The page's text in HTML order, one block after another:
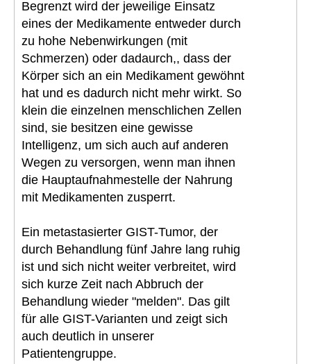
Begrenzt wird der jeweilige Einsatz
eines der Medikamente entweder durch
zu hohe Nebenwirkungen (mit
Schmerzen) oder dadaurch,, dass der
Körper sich an ein Medikament gewöhnt
hat und es dadurch nicht mehr wirkt. So
klein die einzelnen menschlichen Zellen
sind, sie besitzen eine gewisse
Intelligenz, um sich auch auf anderen
Wegen zu versorgen, wenn man ihnen
die Hauptaufnahmestelle der Nahrung
mit Medikamenten zusperrt.
Ein metastasierter GIST-Tumor, der
durch Behandlung fünf Jahre lang ruhig
ist und sich nicht weiter verbreitet, wird
sich kurze Zeit nach Abbruch der
Behandlung wieder "melden". Das gilt
für alle GIST-Varianten und zeigt sich
auch deutlich in unserer
Patientengruppe.